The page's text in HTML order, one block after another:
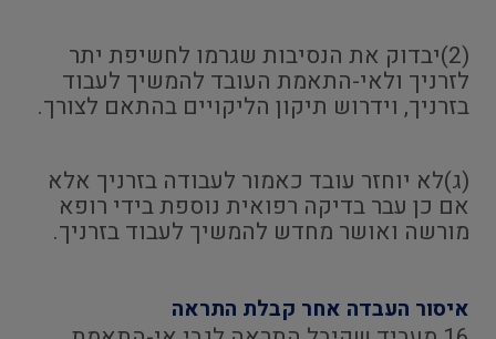
(2)יבדוק את הנסיבות שגרמו לחשיפת יתר
לזרניך ולאי-התאמת העובד להמשיך לעבוד
בזרניך, וידרוש תיקון הליקויים בהתאם לצורך.
(ג)לא יוחזר עובד כאמור לעבודה בזרניך אלא
אם כן עבר בדיקה רפואית נוספת בידי רופא
מורשה ואושר מחדש להמשיך לעבוד בזרניך.
איסור העבדה אחר קבלת התראה